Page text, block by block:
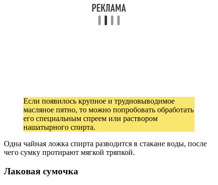
Если появилось крупное и трудновыводимое
масляное пятно, то можно попробовать обработать
его специальным спреем или раствором
нашатырного спирта.
Одна чайная ложка спирта разводится в стакане воды, после
чего сумку протирают мягкой тряпкой.
Лаковая сумочка